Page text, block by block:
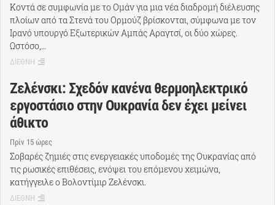
Κοντά σε συμφωνία με το Ομάν για μια νέα διαδρομή διέλευσης
πλοίων από τα Στενά του Ορμούζ βρίσκονται, σύμφωνα με τον
Ιρανό υπουργό Εξωτερικών Αμπάς Αραγτσί, οι δύο χώρες.
Ωστόσο,…
ΔΙΕΘΝΗ
Ζελένσκι: Σχεδόν κανένα θερμοηλεκτρικό
εργοστάσιο στην Ουκρανία δεν έχει μείνει
άθικτο
Πρίν 15 ώρες
Σοβαρές ζημιές στις ενεργειακές υποδομές της Ουκρανίας από
τις ρωσικές επιθέσεις, ενόψει του επόμενου χειμώνα,
κατήγγειλε ο Βολοντίμιρ Ζελένσκι.
ΔΙΕΘΝΗ